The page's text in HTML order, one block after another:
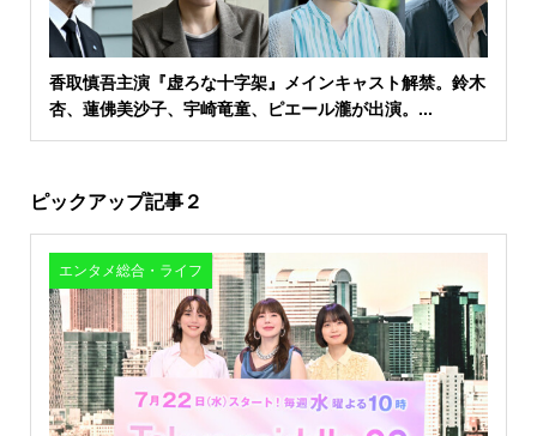
香取慎吾主演『虚ろな十字架』メインキャスト解禁。鈴木
杏、蓮佛美沙子、宇崎竜童、ピエール瀧が出演。...
ピックアップ記事２
エンタメ総合・ライフ